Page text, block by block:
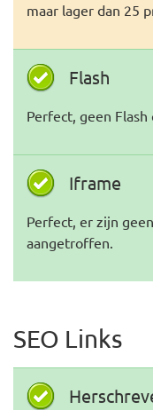
maar lager dan 25
Flash
Perfect, geen
Iframe
Perfect, er zijn
aangetroffen.
SEO Links